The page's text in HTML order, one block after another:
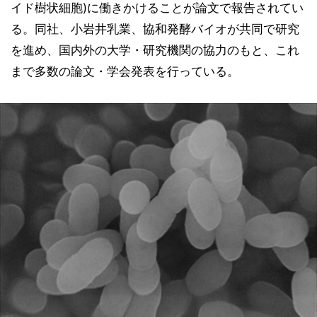
イド樹状細胞)に働きかけることが論文で報告されてい
る。同社、小岩井乳業、協和発酵バイオが共同で研究
を進め、国内外の大学・研究機関の協力のもと、これ
まで多数の論文・学会発表を行っている。